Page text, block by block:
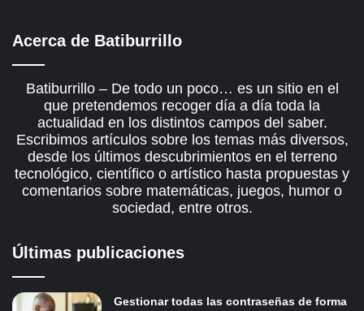
Acerca de Batiburrillo
Batiburrillo – De todo un poco… es un sitio en el
que pretendemos recoger día a día toda la
actualidad en los distintos campos del saber.
Escribimos artículos sobre los temas más diversos,
desde los últimos descubrimientos en el terreno
tecnológico, científico o artístico hasta propuestas y
comentarios sobre matemáticas, juegos, humor o
sociedad, entre otros.
Últimas publicaciones
Gestionar todas las contraseñas de forma